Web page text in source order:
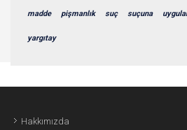
madde pişmanlık suç suçuna
yargıtay
Hakkımızda